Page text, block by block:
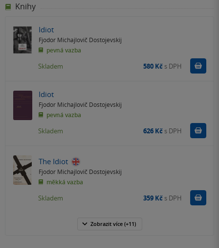
Knihy
Idiot
Fjodor Michajlovič Dostojevskij
pevná vazba
Skladem 580 Kč s DPH
Idiot
Fjodor Michajlovič Dostojevskij
pevná vazba
Skladem 626 Kč s DPH
The Idiot
Fjodor Michajlovič Dostojevskij
měkká vazba
Skladem 359 Kč s DPH
Zobrazit více(+11)